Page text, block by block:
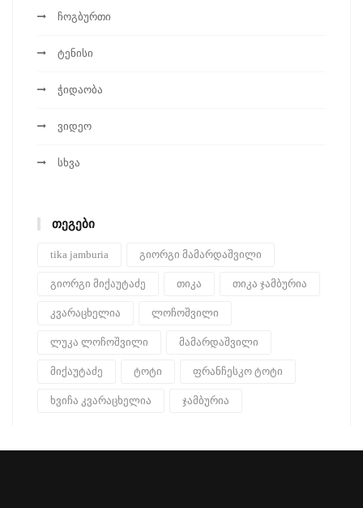
ჩოგბურთი
ტენისი
ჭიდაობა
ვიდეო
სხვა
ᲗᲔᲒᲔᲑᲘ
tika jamburia გიორგი მამარდაშვილი
გიორგი მიქაუტაძე თიკა თიკა ჯამბურია
კვარაცხელია ლოჩოშვილი
ლუკა ლოჩოშვილი მამარდაშვილი
მიქაუტაძე ტოტი ფრანჩესკო ტოტი
ხვიჩა კვარაცხელია ჯამბურია